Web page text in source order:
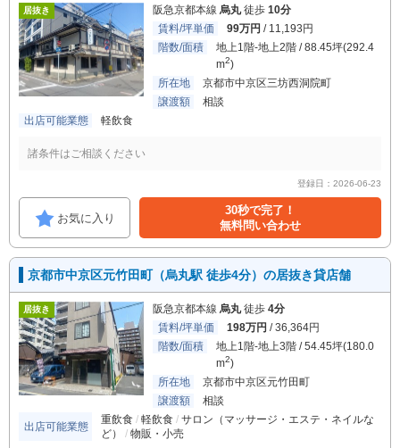
居抜き 阪急京都本線 烏丸徒歩 10分
賃料/坪単価
99万円 / 11,193円
階数/面積
地上1階-地上2階 / 88.45坪(292.4
m2)
所在地
京都市中京区三坊西洞院町
譲渡額
相談
出店可能業態
軽飲食
諸条件はご相談ください
登録日：2026-06-23
お気に入り
30秒で完了！
無料問い合わせ
京都市中京区元竹田町（烏丸駅 徒歩4分）の居抜き貸店舗
居抜き 阪急京都本線 烏丸徒歩 4分
賃料/坪単価
198万円 / 36,364円
階数/面積
地上1階-地上3階 / 54.45坪(180.0
m2)
所在地
京都市中京区元竹田町
譲渡額
相談
出店可能業態
重飲食 軽飲食
サロン（マッサージ・エステ・ネイルな
ど）
物販・小売